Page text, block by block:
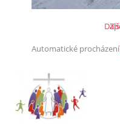
Automatické